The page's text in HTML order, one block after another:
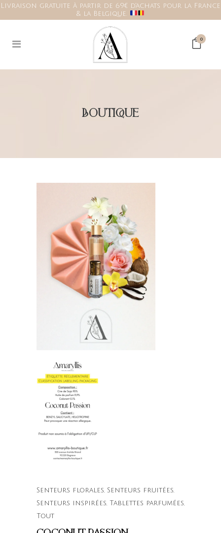
Livraison gratuite à partir de 69€ d'achats pour la France
& la Belgique.
0
BOUTIQUE
Senteurs florales Senteurs fruitées
Senteurs inspirées Tablettes parfumées
Tout